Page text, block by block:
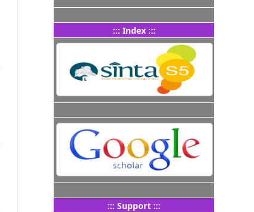
::: Index :::
::: Support :::